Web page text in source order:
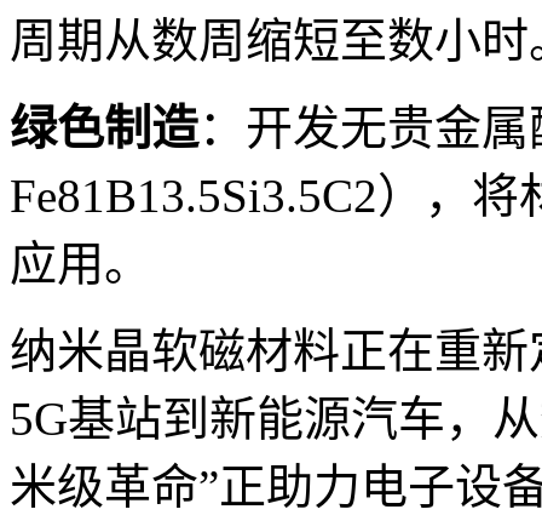
周期从数周缩短至数小时
绿色制造：开发无贵金
Fe81B13.5Si3.5C2），
应用。
纳米晶软磁材料正在重
5G基站到新能源汽车，
米级革命”正助力电子设